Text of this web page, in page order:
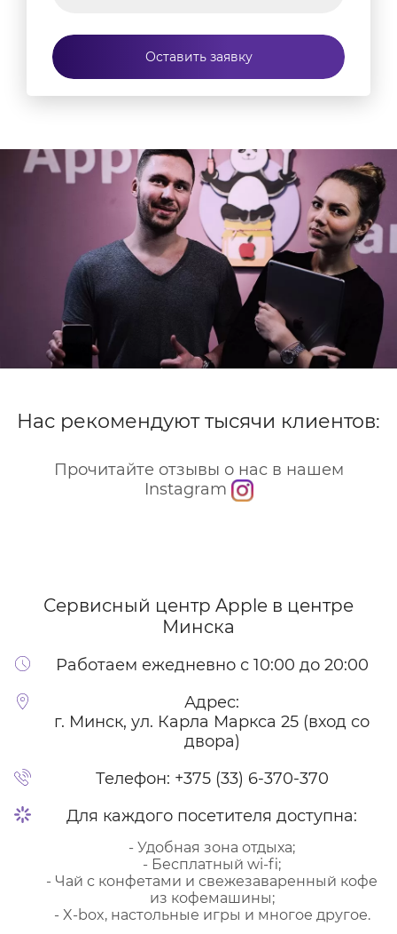
Оставить заявку
Нас рекомендуют тысячи клиентов:
Прочитайте отзывы о нас в нашем
Instagram
Сервисный центр Apple в центре
Минска
Работаем ежедневно с 10:00 до 20:00
Адрес:
г. Минск, ул. Карла Маркса 25 (вход со
двора)
Телефон: +375 (33) 6-370-370
Для каждого посетителя доступна:
- Удобная зона отдыха;
- Бесплатный wi-fi;
- Чай с конфетами и свежезаваренный кофе
из кофемашины;
- X-box, настольные игры и многое другое.